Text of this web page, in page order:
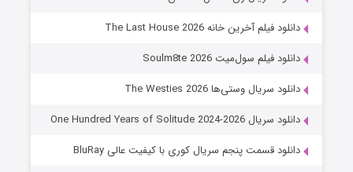
عملیات آپارتمان
دانلود فیلم آخرین خانه The Last House 2026
دانلود فیلم سول‌میت Soulm8te 2026
دانلود سریال وستی‌ها The Westies 2026
دانلود سریال One Hundred Years of Solitude 2024-2026
دانلود قسمت پنجم سریال کوری با کیفیت عالی BluRay